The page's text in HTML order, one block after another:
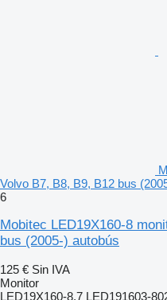
Volvo B7, B8, B9, B12 bus
6
Mobitec LED19X160-8
bus (2005-) autobús
125 € Sin IVA
Monitor
LED19X160-8,7 LED191603-